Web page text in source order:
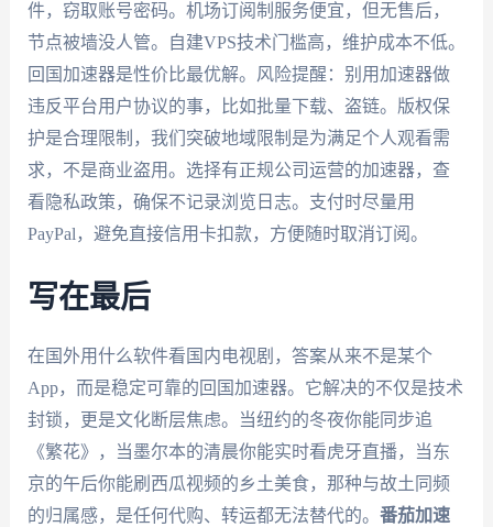
件，窃取账号密码。机场订阅制服务便宜，但无售后，
节点被墙没人管。自建VPS技术门槛高，维护成本不低。
回国加速器是性价比最优解。风险提醒：别用加速器做
违反平台用户协议的事，比如批量下载、盗链。版权保
护是合理限制，我们突破地域限制是为满足个人观看需
求，不是商业盗用。选择有正规公司运营的加速器，查
看隐私政策，确保不记录浏览日志。支付时尽量用
PayPal，避免直接信用卡扣款，方便随时取消订阅。
写在最后
在国外用什么软件看国内电视剧，答案从来不是某个
App，而是稳定可靠的回国加速器。它解决的不仅是技术
封锁，更是文化断层焦虑。当纽约的冬夜你能同步追
《繁花》，当墨尔本的清晨你能实时看虎牙直播，当东
京的午后你能刷西瓜视频的乡土美食，那种与故土同频
的归属感，是任何代购、转运都无法替代的。 番茄加速